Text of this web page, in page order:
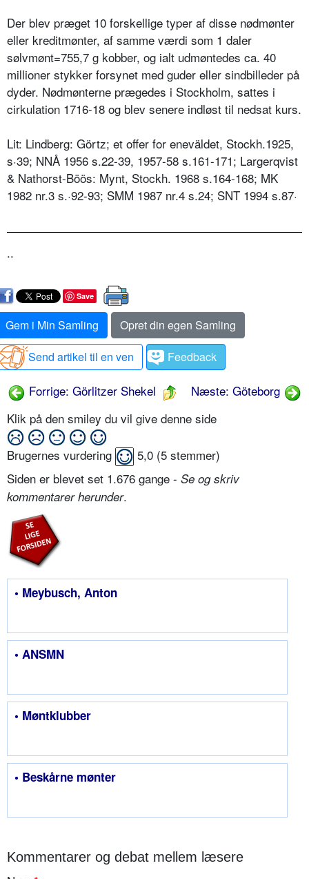
Der blev præget 10 forskellige typer af disse nødmønter
eller kreditmønter, af samme værdi som 1 daler
sølvmønt=755,7 g kobber, og ialt udmøntedes ca. 40
millioner stykker forsynet med guder eller sindbilleder på
dyder. Nødmønterne prægedes i Stockholm, sattes i
cirkulation 1716-18 og blev senere indløst til nedsat kurs.
Lit: Lindberg: Görtz; et offer for eneväldet, Stockh.1925,
s·39; NNÅ 1956 s.22-39, 1957-58 s.161-171; Largerqvist
& Nathorst-Böös: Mynt, Stockh. 1968 s.164-168; MK
1982 nr.3 s.·92-93; SMM 1987 nr.4 s.24; SNT 1994 s.87·
..
Save
Gem i Min Samling
Opret din egen Samling
Send artikel til en ven
Feedback
Forrige: Görlitzer Shekel
Næste: Göteborg
Klik på den smiley du vil give denne side
Brugernes vurdering 5,0 (5 stemmer)
Siden er blevet set 1.676 gange - Se og skriv
kommentarer herunder.
• Meybusch, Anton
• ANSMN
• Møntklubber
• Beskårne mønter
Kommentarer og debat mellem læsere